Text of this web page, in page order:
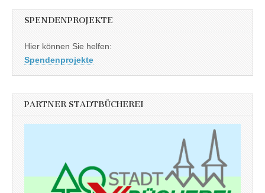
SPENDENPROJEKTE
Hier können Sie helfen:
Spendenprojekte
PARTNER STADTBÜCHEREI